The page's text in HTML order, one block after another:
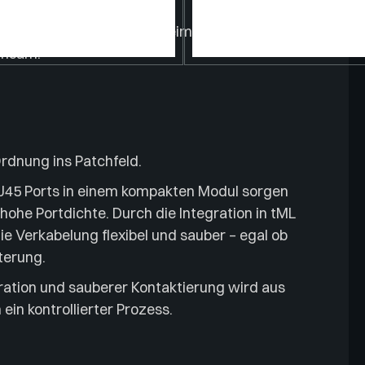
– und spätestens beim
ins Patchfeld.
Ports in einem kompakten Modul sorgen
Portdichte. Durch die Integration in tML
Verkabelung flexibel und sauber – egal ob
und sauberer Kontaktierung wird aus
kontrollierter Prozess.